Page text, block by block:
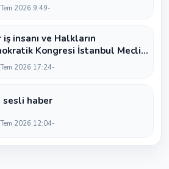
ÖNÜNDE KAZA RİSKİ İDDİASI
2026 9:49
iş insanı ve Halkların
Kongresi İstanbul Meclis
Serhat Kaya’dan Iğdır Tanıtım
2026 17:24
sesli haber
2026 12:04